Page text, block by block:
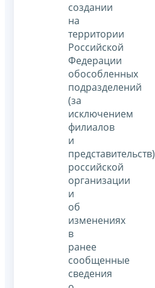
создании
на
территории
Российской
Федерации
обособленных
подразделений
(за
исключением
филиалов
и
представительств)
российской
организации
и
об
изменениях
в
ранее
сообщенные
сведения